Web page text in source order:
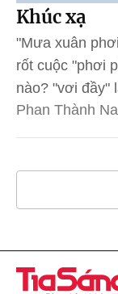
Khúc xạ
"Mưa xuân
rốt cuộc "phơi
nào? "vơi đầy"
Phan Thành